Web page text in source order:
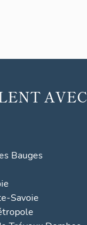
AVEC
Bauges
Savoie